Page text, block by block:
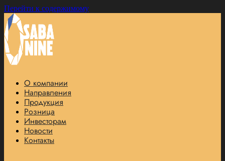
Перейти к содержимому
О компании
Направления
Продукция
Розница
Инвесторам
Новости
Контакты